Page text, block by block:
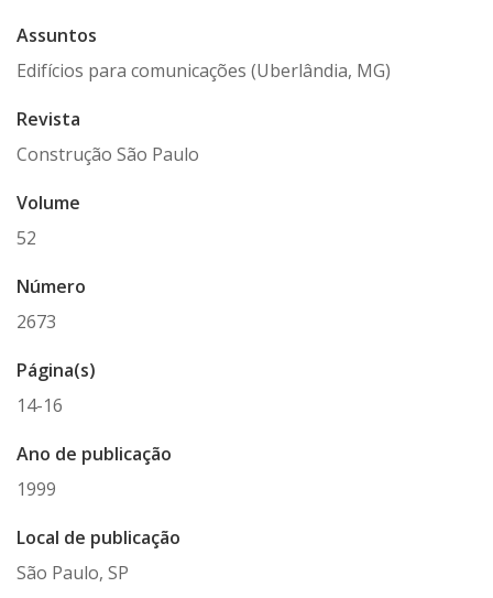
Assuntos
Edifícios para comunicações (Uberlândia, MG)
Revista
Construção São Paulo
Volume
52
Número
2673
Página(s)
14-16
Ano de publicação
1999
Local de publicação
São Paulo, SP